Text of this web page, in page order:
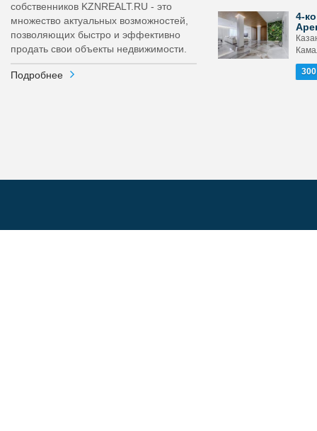
собственников KZNREALT.RU - это
множество актуальных возможностей,
позволяющих быстро и эффективно
продать свои объекты недвижимости.
Подробнее
4-